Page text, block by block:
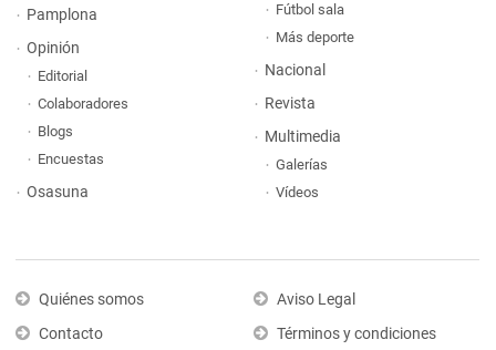
Pamplona
Opinión
Editorial
Colaboradores
Blogs
Encuestas
Osasuna
Fútbol sala
Más deporte
Nacional
Revista
Multimedia
Galerías
Vídeos
Quiénes somos
Contacto
Aviso Legal
Términos y condiciones